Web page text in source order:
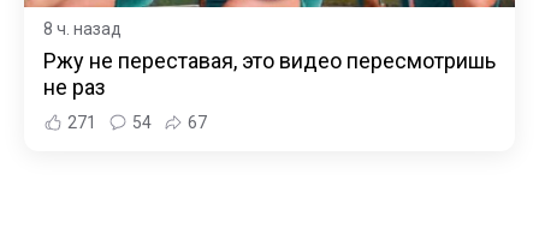
8 ч. назад
Ржу не переставая, это видео пересмотришь
не раз
271 54 67